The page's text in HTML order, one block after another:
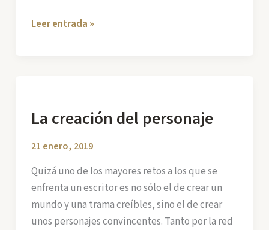
De
Leer entrada »
La creación del personaje
21 enero, 2019
Quizá uno de los mayores retos a los que se
enfrenta un escritor es no sólo el de crear un
mundo y una trama creíbles, sino el de crear
unos personajes convincentes. Tanto por la red